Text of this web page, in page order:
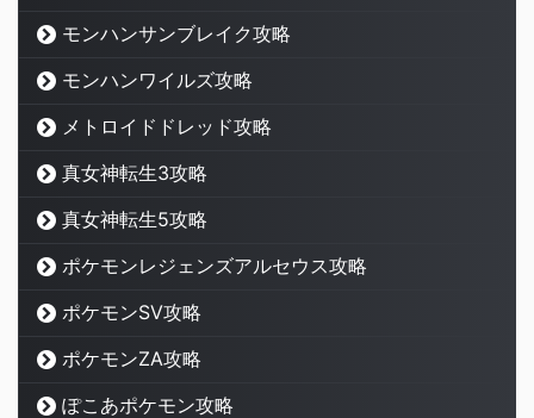
モンハンサンブレイク攻略
モンハンワイルズ攻略
メトロイドドレッド攻略
真女神転生3攻略
真女神転生5攻略
ポケモンレジェンズアルセウス攻略
ポケモンSV攻略
ポケモンZA攻略
ぽこあポケモン攻略